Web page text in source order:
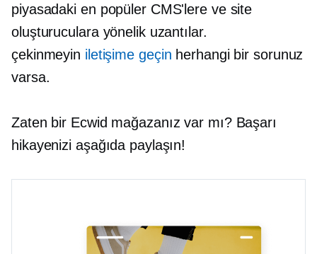
piyasadaki en popüler CMS'lere ve site
oluşturuculara yönelik uzantılar.
çekinmeyin iletişime geçin herhangi bir sorunuz
varsa.
Zaten bir Ecwid mağazanız var mı? Başarı
hikayenizi aşağıda paylaşın!